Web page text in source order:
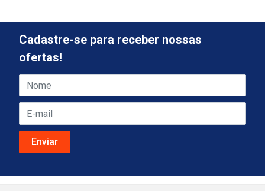
Cadastre-se para receber nossas
ofertas!